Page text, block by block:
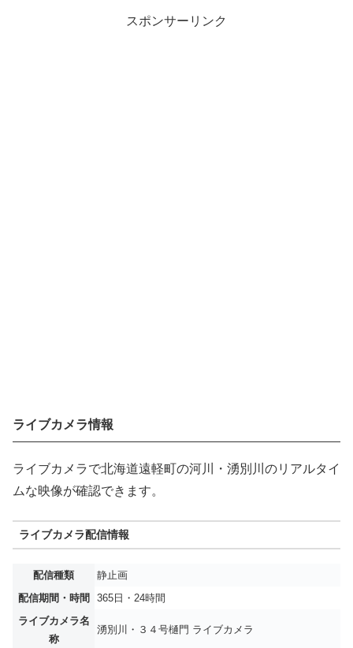
スポンサーリンク
ライブカメラ情報
ライブカメラで北海道遠軽町の河川・湧別川のリアルタイ
ムな映像が確認できます。
ライブカメラ配信情報
配信種類
静止画
配信期間・時間
365日・24時間
ライブカメラ名
称
湧別川・３４号樋門 ライブカメラ